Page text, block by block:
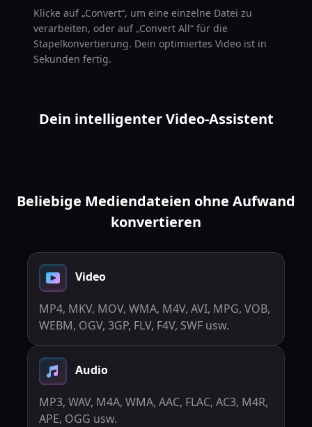
Klicke auf „Convert“, um eine einzelne Datei zu
verarbeiten, oder auf „Convert All“ für die
Stapelkonvertierung. Dein optimiertes Video ist in
Sekunden fertig.
Dein intelligenter Video-Assistent
Beliebige Mediendateien ohne Aufwand
konvertieren
Video
MP4, MKV, MOV, WMA, M4V, AVI, MPG, VOB,
WEBM, OGV, 3GP, FLV, F4V, SWF usw.
Audio
MP3, WAV, M4A, WMA, AAC, FLAC, AC3, M4R,
APE, OGG usw.